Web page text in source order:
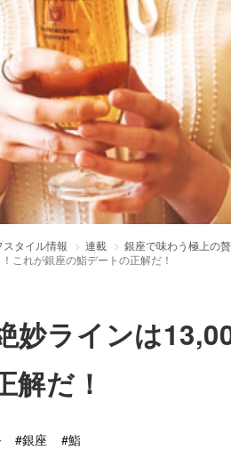
タイル情報 連載
銀座で味わう極上の
これが銀座の鮨デートの正解だ！
妙ラインは
解だ！
#銀座 #鮨